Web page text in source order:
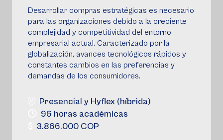
Desarrollar compras estratégicas es necesario
para las organizaciones debido a la creciente
complejidad y competitividad del entorno
empresarial actual. Caracterizado por la
globalización, avances tecnológicos rápidos y
constantes cambios en las preferencias y
demandas de los consumidores.
96 horas académicas
Presencial y Hyflex (híbrida)
3.866.000 COP